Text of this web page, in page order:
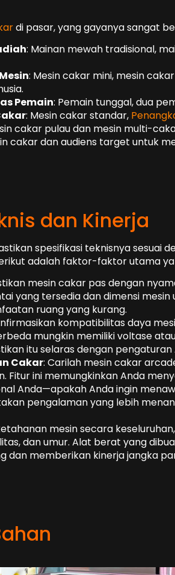
di pasar, yang gayanya sangat
: Mainan mewah tradisional,
: Mesin cakar mini, mesin
Pemain: Pemain tunggal, dua
: Mesin cakar standar,
cakar pulau dan mesin multi-
cakar dan audiens target untuk
dan Kinerja
spesifikasi teknisnya sesuai
adalah faktor-faktor utama
mesin cakar pas dengan
yang tersedia dan dimensi
ruang yang kurang.
kompatibilitas daya
mungkin memiliki voltase
itu selaras dengan pengaturan
Cakar: Carilah mesin cakar
Fitur ini memungkinkan Anda
Anda—apakah Anda ingin
pengalaman yang lebih
mesin secara
dan umur. Alat berat yang
dan memberikan kinerja jangka